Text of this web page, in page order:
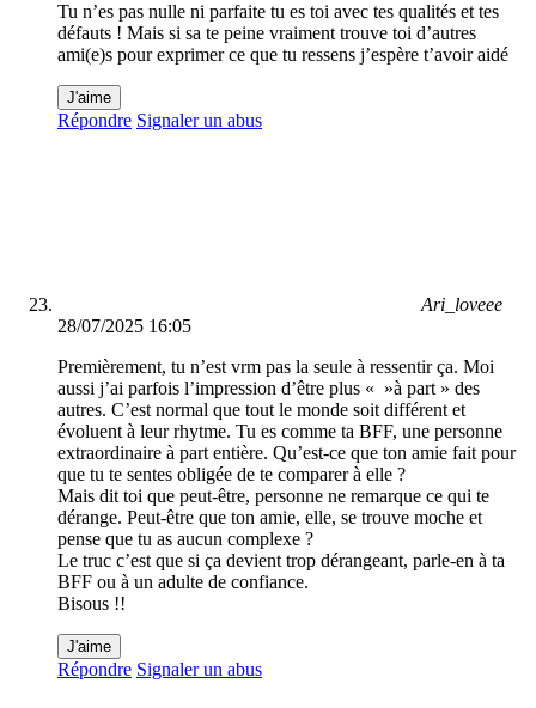
Tu n’es pas nulle ni parfaite tu es toi avec tes qualités et tes
défauts ! Mais si sa te peine vraiment trouve toi d’autres
ami(e)s pour exprimer ce que tu ressens j’espère t’avoir aidé
J'aime
Répondre Signaler un abus
Ari_loveee
28/07/2025 16:05
Premièrement, tu n’est vrm pas la seule à ressentir ça. Moi
aussi j’ai parfois l’impression d’être plus « »à part » des
autres. C’est normal que tout le monde soit différent et
évoluent à leur rhytme. Tu es comme ta BFF, une personne
extraordinaire à part entière. Qu’est-ce que ton amie fait pour
que tu te sentes obligée de te comparer à elle ?
Mais dit toi que peut-être, personne ne remarque ce qui te
dérange. Peut-être que ton amie, elle, se trouve moche et
pense que tu as aucun complexe ?
Le truc c’est que si ça devient trop dérangeant, parle-en à ta
BFF ou à un adulte de confiance.
Bisous !!
J'aime
Répondre Signaler un abus